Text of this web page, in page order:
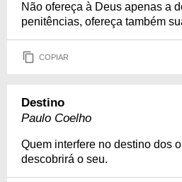
Não ofereça à Deus apenas a
penitências, ofereça também
COPIAR
Destino
Paulo Coelho
Quem interfere no destino dos
descobrirá o seu.